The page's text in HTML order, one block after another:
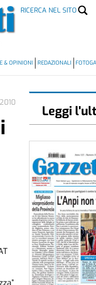
RICERCA NEL SITO
& OPINIONI REDAZIONALI
Leggi